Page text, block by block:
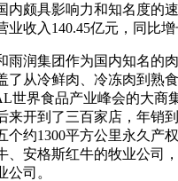
内颇具影响力和知名度的
收入140.45亿元，同比增
润集团作为国内知名的肉
了从冷鲜肉、冷冻肉到熟
世界食品产业峰会的大商
来开到了三百家店，年销
个约1300平方公里永久产
、安格斯红牛的牧业公司
公司。